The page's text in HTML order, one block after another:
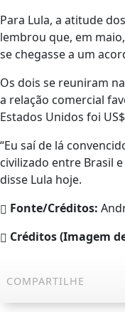
Para Lula, a atitude
lembrou que, em
se chegasse a um
Os dois se reuniram
a relação comercial
Estados Unidos foi
“Eu saí de lá
civilizado entre Brasil
disse Lula hoje.
Fonte/Créditos:
Créditos (Imagem
COMPARTILHE